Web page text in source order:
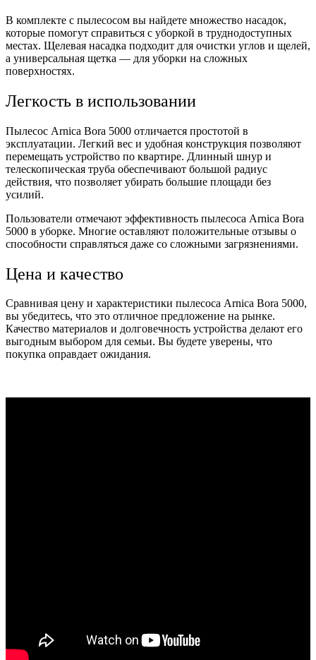
В комплекте с пылесосом вы найдете множество насадок,
которые помогут справиться с уборкой в труднодоступных
местах. Щелевая насадка подходит для очистки углов и щелей,
а универсальная щетка — для уборки на сложных
поверхностях.
Легкость в использовании
Пылесос Arnica Bora 5000 отличается простотой в
эксплуатации. Легкий вес и удобная конструкция позволяют
перемещать устройство по квартире. Длинный шнур и
телескопическая труба обеспечивают большой радиус
действия, что позволяет убирать большие площади без
усилий.
Пользователи отмечают эффективность пылесоса Arnica Bora
5000 в уборке. Многие оставляют положительные отзывы о
способности справляться даже со сложными загрязнениями.
Цена и качество
Сравнивая цену и характеристики пылесоса Arnica Bora 5000,
вы убедитесь, что это отличное предложение на рынке.
Качество материалов и долговечность устройства делают его
выгодным выбором для семьи. Вы будете уверены, что
покупка оправдает ожидания.